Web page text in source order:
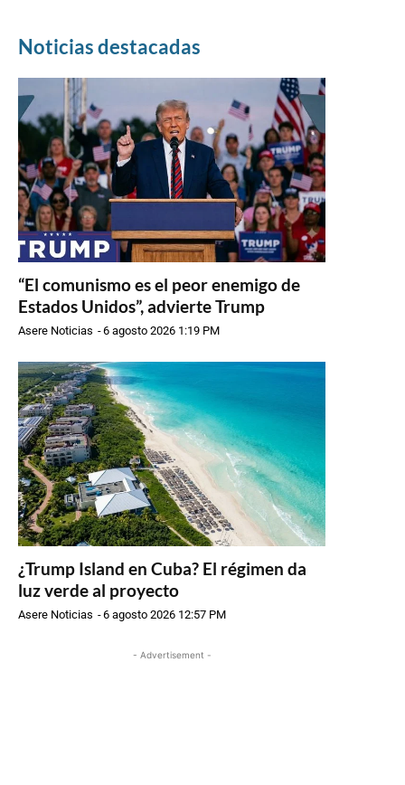
Noticias destacadas
“El comunismo es el peor enemigo de
Estados Unidos”, advierte Trump
Asere Noticias -6 agosto 2026 1:19 PM
¿Trump Island en Cuba? El régimen da
luz verde al proyecto
Asere Noticias -6 agosto 2026 12:57 PM
- Advertisement -